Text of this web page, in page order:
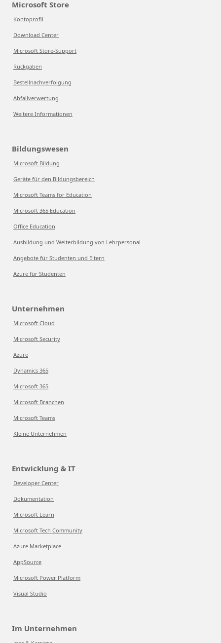
Microsoft Store
Kontoprofil
Download Center
Microsoft Store-Support
Rückgaben
Bestellnachverfolgung
Abfallverwertung
Weitere Informationen
Bildungswesen
Microsoft Bildung
Geräte für den Bildungsbereich
Microsoft Teams for Education
Microsoft 365 Education
Office Education
Ausbildung und Weiterbildung von Lehrpersonal
Angebote für Studenten und Eltern
Azure für Studenten
Unternehmen
Microsoft Cloud
Microsoft Security
Azure
Dynamics 365
Microsoft 365
Microsoft Branchen
Microsoft Teams
Kleine Unternehmen
Entwicklung & IT
Developer Center
Dokumentation
Microsoft Learn
Microsoft Tech Community
Azure Marketplace
AppSource
Microsoft Power Platform
Visual Studio
Im Unternehmen